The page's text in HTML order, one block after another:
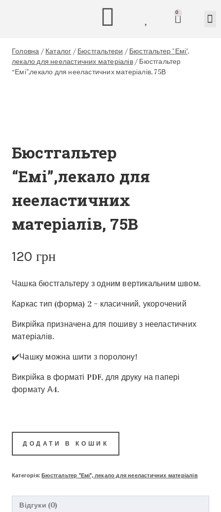
0
Головна / Каталог / Бюстгальтери / Бюстгальтер "Емі",
лекало для нееластичних матеріалів / Бюстгальтер
“Емі”,лекало для нееластичних матеріалів, 75В
Бюстгальтер
“Емі”,лекало для
нееластичних
матеріалів, 75В
120 грн
Чашка бюстгальтеру з одним вертикальним швом.
Каркас тип (форма) 2 – класичний, укорочений
Викрійка призначена для пошиву з нееластичних
матеріалів.
✔️Чашку можна шити з поролону!
Викрійка в форматі PDF, для друку на папері
формату А4.
ДОДАТИ В КОШИК
Категорія:Бюстгальтер "Емі", лекало для нееластичних матеріалів
Відгуки (0)